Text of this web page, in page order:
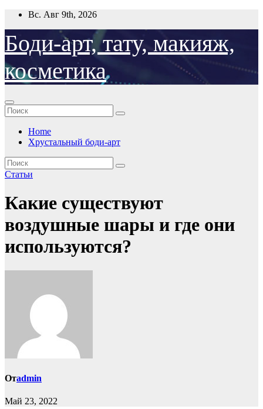
Перейти
содержимому
Вс. Авг 9th, 2026
Боди-арт, тату, макияж,
косметика
Home
Хрустальный боди-арт
Статьи
Какие существуют
воздушные шары и где они
используются?
Отadmin
Май 23, 2022